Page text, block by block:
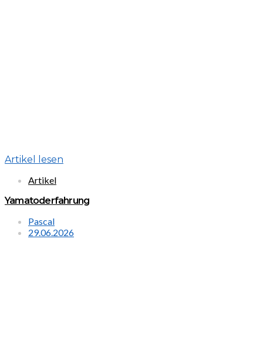
Artikel lesen
Artikel
Yamatoderfahrung
Pascal
29.06.2026